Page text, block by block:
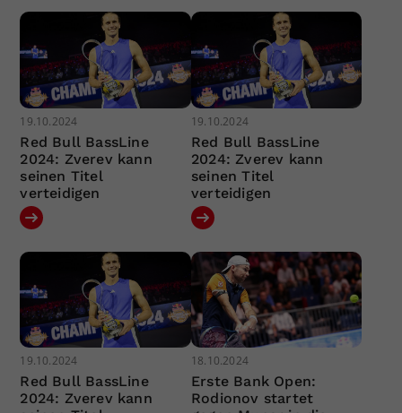
19.10.2024
Red Bull BassLine
2024: Zverev kann
seinen Titel
verteidigen
19.10.2024
Red Bull BassLine
2024: Zverev kann
seinen Titel
verteidigen
19.10.2024
Red Bull BassLine
2024: Zverev kann
18.10.2024
Erste Bank Open:
Rodionov startet